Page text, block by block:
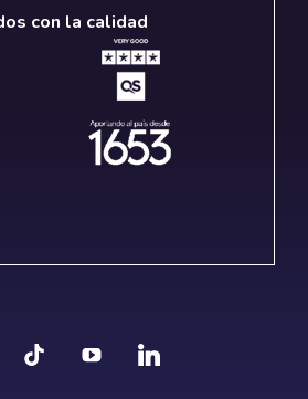
con la calidad